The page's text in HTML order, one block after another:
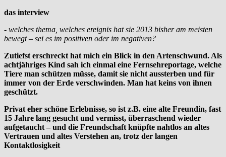
das interview
- welches thema, welches ereignis hat sie 2013 bisher am meisten
bewegt – sei es im positiven oder im negativen?
Zutiefst erschreckt hat mich ein Blick in den Artenschwund. Als
achtjähriges Kind sah ich einmal eine Fernsehreportage, welche
Tiere man schützen müsse, damit sie nicht aussterben und für
immer von der Erde verschwinden. Man hat keins von ihnen
geschützt.
Privat eher schöne Erlebnisse, so ist z.B. eine alte Freundin, fast
15 Jahre lang gesucht und vermisst, überraschend wieder
aufgetaucht – und die Freundschaft knüpfte nahtlos an altes
Vertrauen und altes Verstehen an, trotz der langen
Kontaktlosigkeit